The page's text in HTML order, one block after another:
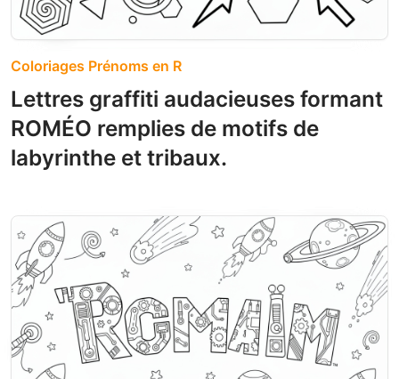
Coloriages Prénoms en R
Lettres graffiti audacieuses formant
ROMÉO remplies de motifs de
labyrinthe et tribaux.